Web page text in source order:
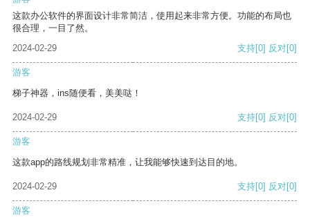
这款办公软件的界面设计非常简洁，使用起来非常方便。功能的布局也
很合理，一目了然。
2024-02-29
支持[0] 反对[0]
游客
梯子神器，ins随便看，美美哒！
2024-02-29 支持[0] 反对[0]
游客
这款app的路线规划非常精准，让我能够快速到达目的地。
2024-02-29 支持[0] 反对[0]
游客